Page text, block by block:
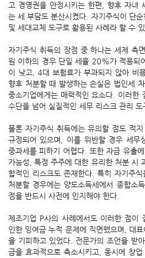
고 경영권을 안정시키는 한편, 향후 자녀
는 세 부담도 분산시켰다. 자기주식이 단
및 세대교체 도구로 활용된 사례라 할 수 있
자기주식 취득의 장점 중 하나는 세제 측
원 이하의 경우 단일 세율 20%가 적용되
이 낮고, 4대 보험료가 부과되지 않아 비
향후 처분할 때 발생하는 손실은 법인세
중소기업에게는 매력적인 요소다. 이러한
수단을 넘어 실질적인 세무 리스크 관리 도
물론 자기주식 취득에는 유의할 점도 적
규정되어 있으며, 이를 위반할 경우 세무
중과세를 피하기 어렵다. 또한 자금 유출
가능성, 특정 주주에 대한 유리한 처분 시
합적인 리스크도 존재한다. 특히 자기주
처분할 경우에는 양도소득세에서 종합소
점을 반드시 사전에 인지해야 한다.
제조기업 P사의 사례에서도 이러한 점이
인한 잉여금 누적 문제에 직면했으며, 대
을 기피하고 있었다. 전문가의 조언을 받
금을 효과적으로 축소시키고, 동시에 창